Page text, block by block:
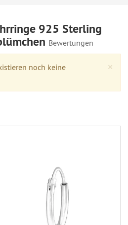
925 Sterling
Bewertungen
×
noch keine